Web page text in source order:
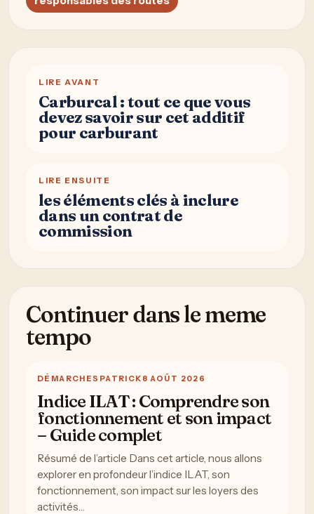
LIRE AVANT
Carburcal : tout ce que vous
devez savoir sur cet additif
pour carburant
LIRE ENSUITE
les éléments clés à inclure
dans un contrat de
commission
Continuer dans le meme
tempo
DÉMARCHES PATRICK 8 AOÛT 2026
Indice ILAT : Comprendre son
fonctionnement et son impact
– Guide complet
Résumé de l’article Dans cet article, nous allons
explorer en profondeur l’indice ILAT, son
fonctionnement, son impact sur les loyers des
activités…